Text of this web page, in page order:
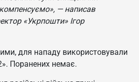
— написав
«Укрпошти» Ігор
для нападу використовували
Поранених немає.